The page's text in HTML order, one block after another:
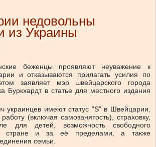
недовольны
из Украины
беженцы проявляют неуважение к
и отказываются прилагать усилия по
заявляет мэр швейцарского города
Буркхардт в статье для местного издания
украинцев имеют статус “S” в Швейцарии,
(включая самозанятость), страховку,
для детей, возможность свободного
стране и за её пределами, а также
семьи.